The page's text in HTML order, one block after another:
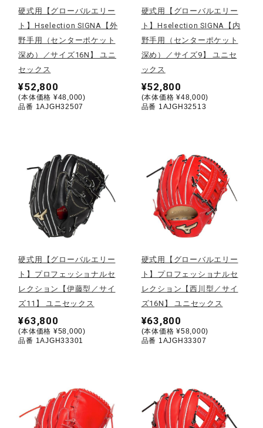
陸上競技
卓球
ソフトボール
ウィンタースポーツ
ワーキング
ライフスタイルグッズ
寝具／ミズノスリープ
硬式用【グローバルエリー
ト】Hselection SIGNA【外
野手用（センターポケット
深め）／サイズ16N】 ユニ
セックス
¥52,800
(本体価格 ¥48,000)
品番 1AJGH32507
硬式用【グローバルエリー
ト】Hselection SIGNA【内
野手用（センターポケット
深め）／サイズ9】 ユニセ
ックス
¥52,800
(本体価格 ¥48,000)
品番 1AJGH32513
硬式用【グローバルエリー
ト】プロフェッショナルセ
レクション【伊藤型／サイ
ズ11】 ユニセックス
¥63,800
(本体価格 ¥58,000)
品番 1AJGH33301
硬式用【グローバルエリー
ト】プロフェッショナルセ
レクション【西川型／サイ
ズ16N】 ユニセックス
¥63,800
(本体価格 ¥58,000)
品番 1AJGH33307